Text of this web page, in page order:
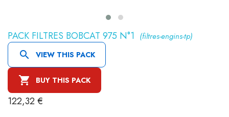
PACK FILTRES BOBCAT 975 N°1 (filtres-engins-tp)
 VIEW THIS PACK
 BUY THIS PACK
122,32 €